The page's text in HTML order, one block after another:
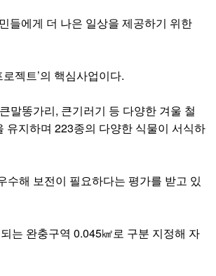
들에게 더 나은 일상을 제공하기 위한
젝트’의 핵심사업이다.
말똥가리, 큰기러기 등 다양한 겨울 철
유지하며 223종의 다양한 식물이 서식하
해 보전이 필요하다는 평가를 받고 있
는 완충구역 0.045㎢로 구분 지정해 자